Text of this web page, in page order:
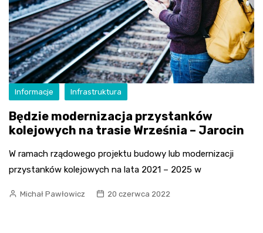
Informacje Infrastruktura
Będzie modernizacja przystanków
kolejowych na trasie Września – Jarocin
W ramach rządowego projektu budowy lub modernizacji
przystanków kolejowych na lata 2021 – 2025 w
Michał Pawłowicz 20 czerwca 2022